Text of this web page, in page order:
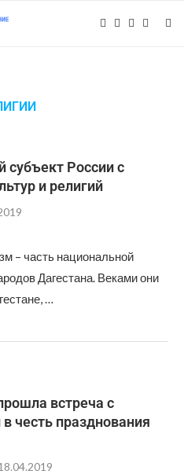
субъект России с
и религий
– часть национальной
Дагестана. Веками они
…
встреча с
честь празднования